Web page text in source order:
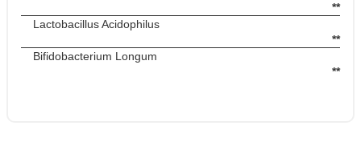
**
**
Lactobacillus Acidophilus
**
Bifidobacterium Longum